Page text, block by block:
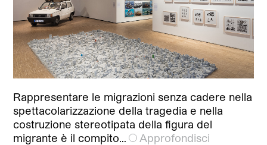
Rappresentare le migrazioni senza cadere nella
spettacolarizzazione della tragedia e nella
costruzione stereotipata della figura del
migrante è il compito…
Approfondisci